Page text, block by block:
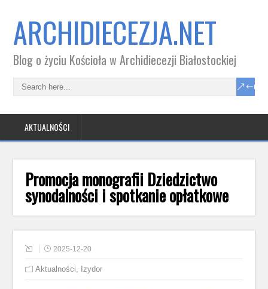
ARCHIDIECEZJA.NET
Blog o życiu Kościoła w Archidiecezji Białostockiej
AKTUALNOŚCI
Promocja monografii Dziedzictwo
synodalności i spotkanie opłatkowe
2025-12-20
Aktualności, Izydor